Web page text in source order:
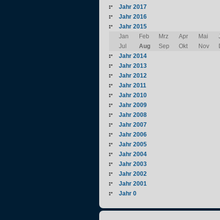
Jahr 2017
Jahr 2016
Jahr 2015
Jan
Feb Mrz Apr Mai
Jul
Aug Sep Okt Nov
Jahr 2014
Jahr 2013
Jahr 2012
Jahr 2011
Jahr 2010
Jahr 2009
Jahr 2008
Jahr 2007
Jahr 2006
Jahr 2005
Jahr 2004
Jahr 2003
Jahr 2002
Jahr 2001
Jahr 0